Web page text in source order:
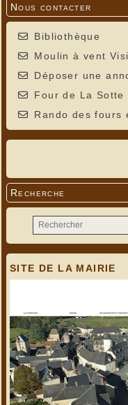
Nous contacter
Bibliothèque
Moulin à vent
Déposer une
Four de La Sotte
Rando des fours
Recherche
SITE DE LA MAIRIE